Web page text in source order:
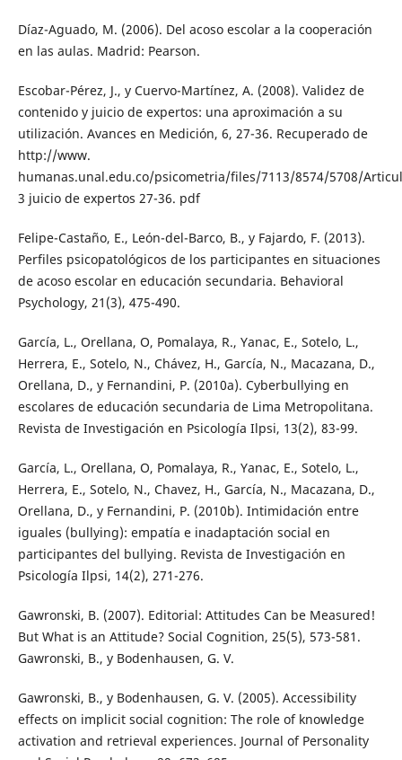
Díaz-Aguado, M. (2006). Del acoso escolar a la cooperación
en las aulas. Madrid: Pearson.
Escobar-Pérez, J., y Cuervo-Martínez, A. (2008). Validez de
contenido y juicio de expertos: una aproximación a su
utilización. Avances en Medición, 6, 27-36. Recuperado de
http://www.
humanas.unal.edu.co/psicometria/files/7113/8574/5708/
3 juicio de expertos 27-36. pdf
Felipe-Castaño, E., León-del-Barco, B., y Fajardo, F. (2013).
Perfiles psicopatológicos de los participantes en situaciones
de acoso escolar en educación secundaria. Behavioral
Psychology, 21(3), 475-490.
García, L., Orellana, O, Pomalaya, R., Yanac, E., Sotelo, L.,
Herrera, E., Sotelo, N., Chávez, H., García, N., Macazana, D.,
Orellana, D., y Fernandini, P. (2010a). Cyberbullying en
escolares de educación secundaria de Lima Metropolitana.
Revista de Investigación en Psicología Ilpsi, 13(2), 83-99.
García, L., Orellana, O, Pomalaya, R., Yanac, E., Sotelo, L.,
Herrera, E., Sotelo, N., Chavez, H., García, N., Macazana, D.,
Orellana, D., y Fernandini, P. (2010b). Intimidación entre
iguales (bullying): empatía e inadaptación social en
participantes del bullying. Revista de Investigación en
Psicología Ilpsi, 14(2), 271-276.
Gawronski, B. (2007). Editorial: Attitudes Can be Measured!
But What is an Attitude? Social Cognition, 25(5), 573-581.
Gawronski, B., y Bodenhausen, G. V.
Gawronski, B., y Bodenhausen, G. V. (2005). Accessibility
effects on implicit social cognition: The role of knowledge
activation and retrieval experiences. Journal of Personality